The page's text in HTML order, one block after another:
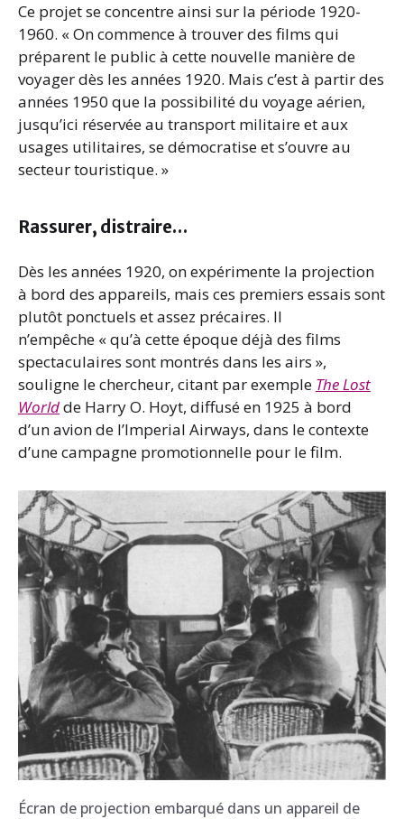
Ce projet se concentre ainsi sur la période 1920-
1960. « On commence à trouver des films qui
préparent le public à cette nouvelle manière de
voyager dès les années 1920. Mais c’est à partir des
années 1950 que la possibilité du voyage aérien,
jusqu’ici réservée au transport militaire et aux
usages utilitaires, se démocratise et s’ouvre au
secteur touristique. »
Rassurer, distraire…
Dès les années 1920, on expérimente la projection
à bord des appareils, mais ces premiers essais sont
plutôt ponctuels et assez précaires. Il
n’empêche « qu’à cette époque déjà des films
spectaculaires sont montrés dans les airs »,
souligne le chercheur, citant par exemple The Lost
Worldde Harry O. Hoyt, diffusé en 1925 à bord
d’un avion de l’Imperial Airways, dans le contexte
d’une campagne promotionnelle pour le film.
Écran de projection embarqué dans un appareil de